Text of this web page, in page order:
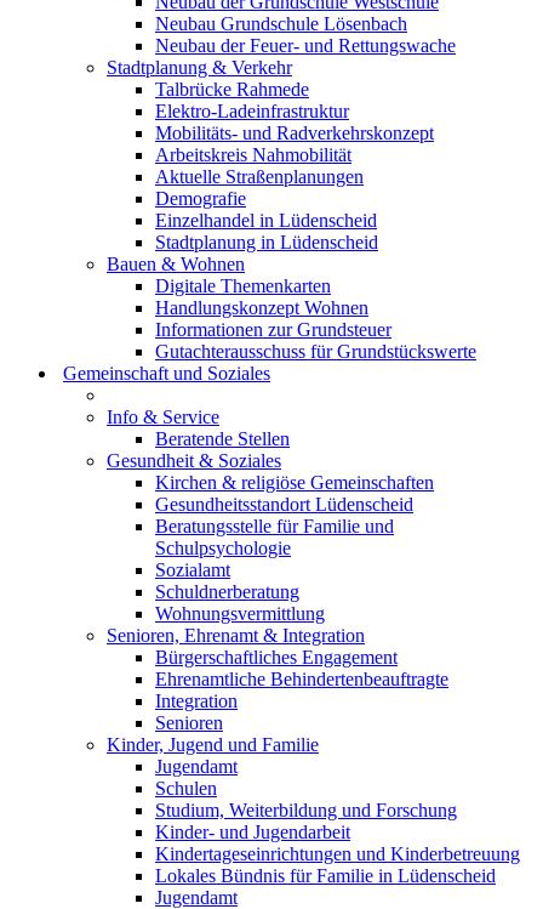
Neubau Grundschule Lösenbach
Neubau der Feuer- und Rettungswache
Stadtplanung & Verkehr
Talbrücke Rahmede
Elektro-Ladeinfrastruktur
Mobilitäts- und Radverkehrskonzept
Arbeitskreis Nahmobilität
Aktuelle Straßenplanungen
Demografie
Einzelhandel in Lüdenscheid
Stadtplanung in Lüdenscheid
Bauen & Wohnen
Digitale Themenkarten
Handlungskonzept Wohnen
Informationen zur Grundsteuer
Gutachterausschuss für Grundstückswerte
Gemeinschaft und Soziales
Info & Service
Beratende Stellen
Gesundheit & Soziales
Kirchen & religiöse Gemeinschaften
Gesundheitsstandort Lüdenscheid
Beratungsstelle für Familie und
Schulpsychologie
Sozialamt
Schuldnerberatung
Wohnungsvermittlung
Senioren, Ehrenamt & Integration
Bürgerschaftliches Engagement
Ehrenamtliche Behindertenbeauftragte
Integration
Senioren
Kinder, Jugend und Familie
Jugendamt
Schulen
Studium, Weiterbildung und Forschung
Kinder- und Jugendarbeit
Kindertageseinrichtungen und Kinderbetreuung
Lokales Bündnis für Familie in Lüdenscheid
Jugendamt